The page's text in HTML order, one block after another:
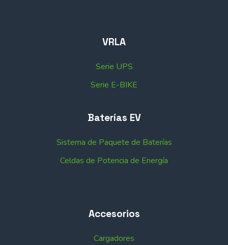
VRLA
Serie UPS
Serie E-BIKE
Baterías EV
Sistema de Paquete de Baterías
Celdas de Potencia de Energía
Accesorios
Cargadores